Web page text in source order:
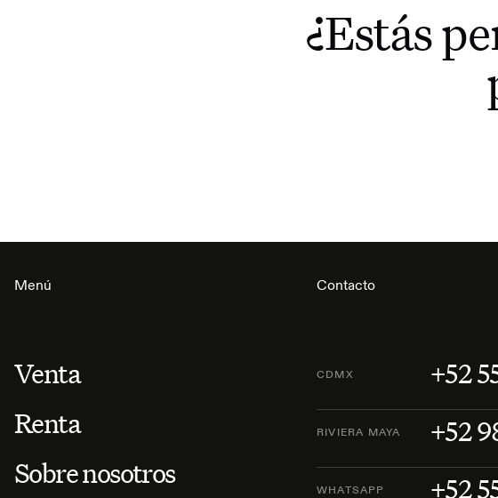
¿Estás
Menú
Venta
Renta
Sobre nosotros
Contacto
CDMX +52
RIVIERA MAYA +52
WHATSAPP +52